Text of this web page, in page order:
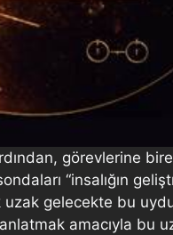
görevlerine
“insalığın
uzak gelecekte bu
amacıyla bu